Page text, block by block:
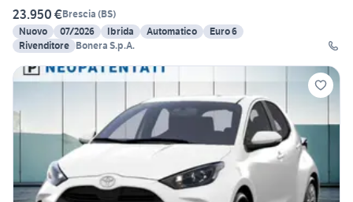
23.950 €Brescia (BS)
Nuovo
07/2026 Ibrida Automatico
Euro 6
Rivenditore Bonera S.p.A.